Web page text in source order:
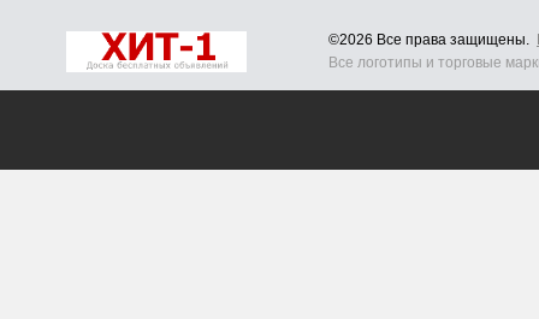
©2026 Все права защищены.
Все логотипы и торговые